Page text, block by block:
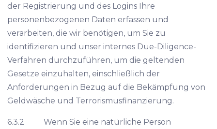
der Registrierung und des Logins Ihre
personenbezogenen Daten erfassen und
verarbeiten, die wir benötigen, um Sie zu
identifizieren und unser internes Due-Diligence-
Verfahren durchzuführen, um die geltenden
Gesetze einzuhalten, einschließlich der
Anforderungen in Bezug auf die Bekämpfung von
Geldwäsche und Terrorismusfinanzierung.
6.3.2 Wenn Sie eine natürliche Person